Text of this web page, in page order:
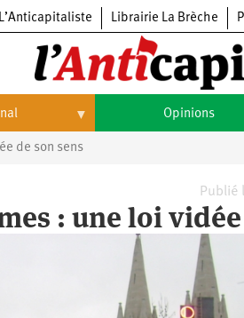
L’Anticapitaliste Librairie La Brèche
Opinions
de son sens
Publié
: une loi